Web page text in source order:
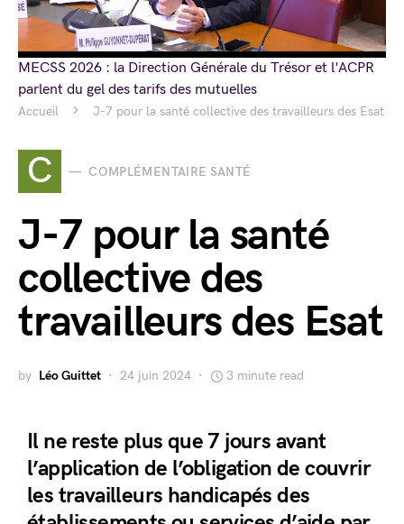
Accueil J-7 pour la santé collective des travailleurs des Esat
C COMPLÉMENTAIRE SANTÉ
J-7 pour la santé
collective des
travailleurs des Esat
by Léo Guittet 24 juin 2024 3 minute read
Il ne reste plus que 7 jours avant
l’application de l’obligation de couvrir
les travailleurs handicapés des
MECSS 2026 : la Direction Générale du Trésor et l'ACPR
parlent du gel des tarifs des mutuelles